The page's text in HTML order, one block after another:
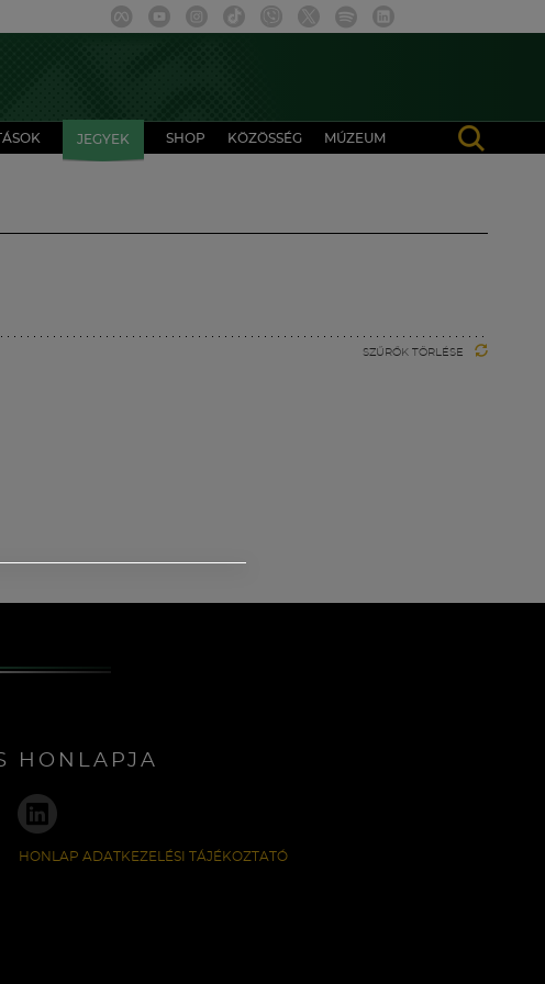
JEGYEK SHOP KÖZÖSSÉG MÚZEUM
SZŰRŐK TÖRLÉSE
HONLAPJA
HONLAP ADATKEZELÉSI TÁJÉKOZTATÓ